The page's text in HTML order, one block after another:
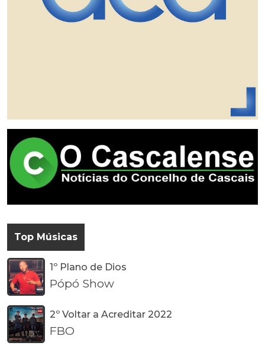
Top Músicas
1º Plano de Dios
Pópó Show
2º Voltar a Acreditar 2022
FBO